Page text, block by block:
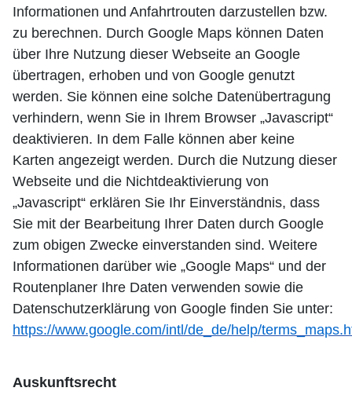
Informationen und Anfahrtrouten darzustellen bzw.
zu berechnen. Durch Google Maps können Daten
über Ihre Nutzung dieser Webseite an Google
übertragen, erhoben und von Google genutzt
werden. Sie können eine solche Datenübertragung
verhindern, wenn Sie in Ihrem Browser „Javascript“
deaktivieren. In dem Falle können aber keine
Karten angezeigt werden. Durch die Nutzung dieser
Webseite und die Nichtdeaktivierung von
„Javascript“ erklären Sie Ihr Einverständnis, dass
Sie mit der Bearbeitung Ihrer Daten durch Google
zum obigen Zwecke einverstanden sind. Weitere
Informationen darüber wie „Google Maps“ und der
Routenplaner Ihre Daten verwenden sowie die
Datenschutzerklärung von Google finden Sie unter:
https://www.google.com/intl/de_de/help/
Auskunftsrecht